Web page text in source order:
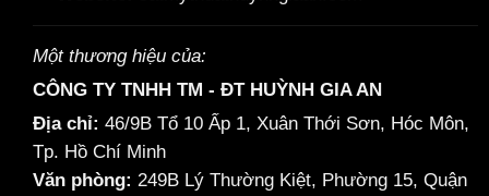
Một thương hiệu của:
CÔNG TY TNHH TM - ĐT HUỲNH GIA AN
Địa chỉ: 46/9B Tổ 10 Ấp 1, Xuân Thới Sơn, Hóc Môn,
Tp. Hồ Chí Minh
Văn phòng: 249B Lý Thường Kiệt, Phường 15, Quận